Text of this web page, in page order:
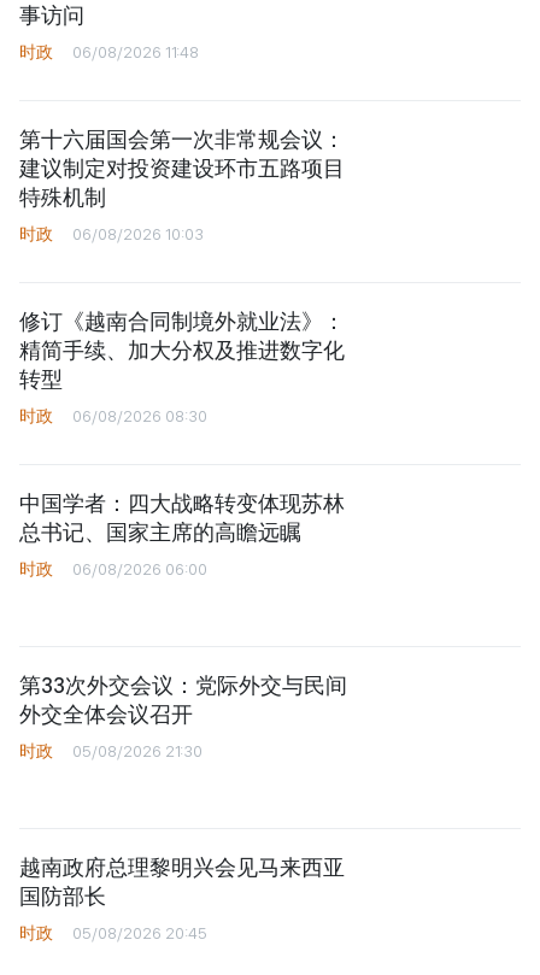
事访问
时政 06/08/2026 11:48
第十六届国会第一次非常规会议：
建议制定对投资建设环市五路项目
特殊机制
时政 06/08/2026 10:03
修订《越南合同制境外就业法》：
精简手续、加大分权及推进数字化
转型
时政 06/08/2026 08:30
中国学者：四大战略转变体现苏林
总书记、国家主席的高瞻远瞩
时政 06/08/2026 06:00
第33次外交会议：党际外交与民间
外交全体会议召开
时政 05/08/2026 21:30
越南政府总理黎明兴会见马来西亚
国防部长
时政 05/08/2026 20:45